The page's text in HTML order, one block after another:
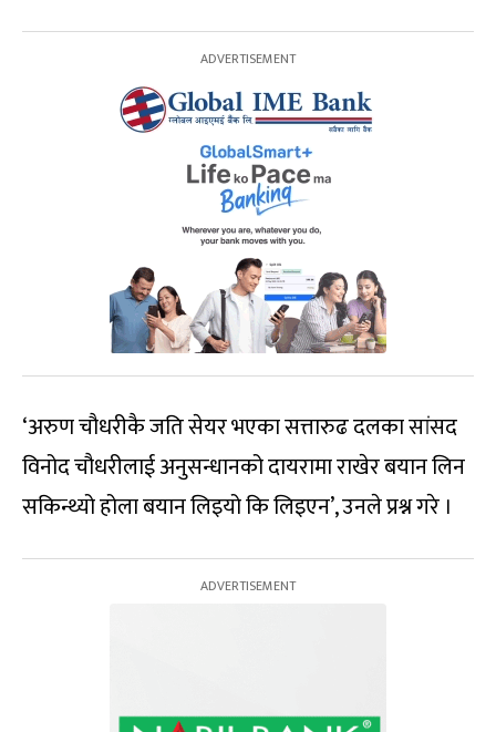
‘अरुण चौधरीकै जति सेयर भएका सत्तारुढ दलका सांसद
विनोद चौधरीलाई अनुसन्धानको दायरामा राखेर बयान लिन
सकिन्थ्यो होला बयान लिइयो कि लिइएन’, उनले प्रश्न गरे ।